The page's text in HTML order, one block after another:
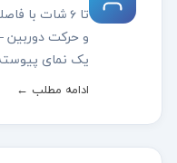
یک نمای
ادامه مطلب ←